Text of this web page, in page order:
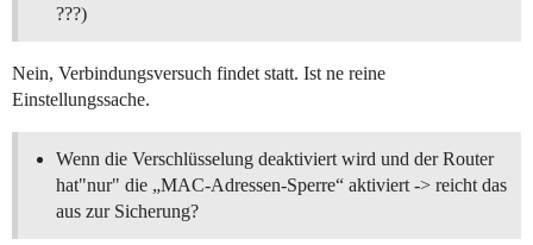
???)
Nein, Verbindungsversuch findet statt. Ist ne reine
Einstellungssache.
Wenn die Verschlüsselung deaktiviert wird und der Router
hat"nur" die „MAC-Adressen-Sperre“ aktiviert -> reicht das
aus zur Sicherung?